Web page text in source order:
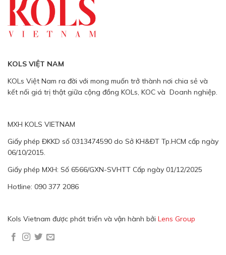
KOLS VIỆT NAM
KOLs Việt Nam ra đời với mong muốn trở thành nơi chia sẻ và
kết nối giá trị thật giữa cộng đồng KOLs, KOC và Doanh nghiệp.
MXH KOLS VIETNAM
Giấy phép ĐKKD số 0313474590 do Sở KH&ĐT Tp.HCM cấp ngày
06/10/2015.
Giấy phép MXH: Số 6566/GXN-SVHTT Cấp ngày 01/12/2025
Hotline: 090 377 2086
Kols Vietnam được phát triển và vận hành bởi Lens Group